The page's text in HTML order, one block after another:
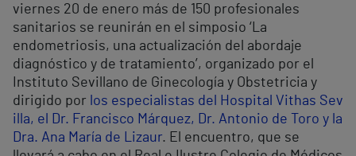
viernes 20 de enero más de 150 profesionales
sanitarios se reunirán en el simposio ‘La
endometriosis, una actualización del abordaje
diagnóstico y de tratamiento’, organizado por el
Instituto Sevillano de Ginecología y Obstetricia y
dirigido por los especialistas del Hospital Vithas Sev
illa, el Dr. Francisco Márquez, Dr. Antonio de Toro y la
Dra. Ana María de Lizaur. El encuentro, que se